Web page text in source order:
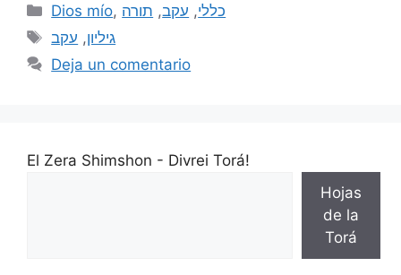
Dios mío, כללי, עקב, תורה
גיליון, עקב
Deja un comentario
El Zera Shimshon - Divrei Torá!
Hojas
de la
Torá